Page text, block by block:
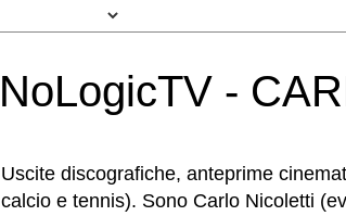
NoLogicTV -
Uscite discografiche, anteprime
calcio e tennis). Sono Carlo Nicoletti